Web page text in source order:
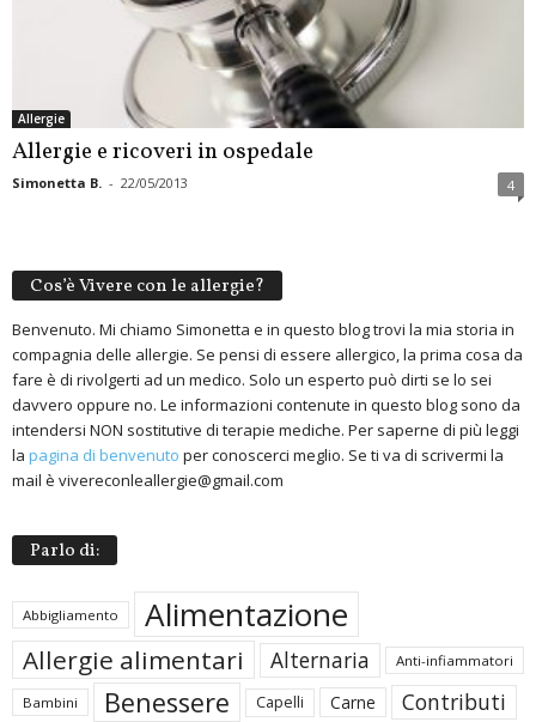
Allergie
Allergie e ricoveri in ospedale
Simonetta B. - 22/05/2013 4
Cos’è Vivere con le allergie?
Benvenuto. Mi chiamo Simonetta e in questo blog trovi la mia storia in
compagnia delle allergie. Se pensi di essere allergico, la prima cosa da
fare è di rivolgerti ad un medico. Solo un esperto può dirti se lo sei
davvero oppure no. Le informazioni contenute in questo blog sono da
intendersi NON sostitutive di terapie mediche. Per saperne di più leggi
la pagina di benvenuto per conoscerci meglio. Se ti va di scrivermi la
mail è vivereconleallergie@gmail.com
Parlo di:
Abbigliamento Alimentazione
Allergie alimentari Alternaria Anti-infiammatori
Bambini Benessere Capelli Carne Contributi